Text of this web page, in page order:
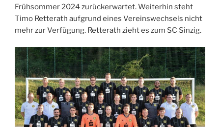
Frühsommer 2024 zurückerwartet. Weiterhin steht
Timo Retterath aufgrund eines Vereinswechsels nicht
mehr zur Verfügung. Retterath zieht es zum SC Sinzig.